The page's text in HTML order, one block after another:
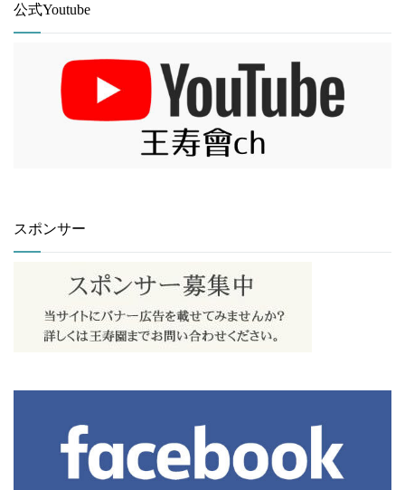
公式Youtube
スポンサー